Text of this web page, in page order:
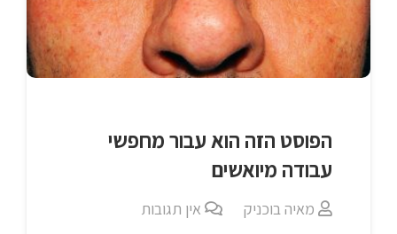
הפוסט הזה הוא עבור מחפשי
עבודה מיואשים
מאיה בוכניק אין תגובות